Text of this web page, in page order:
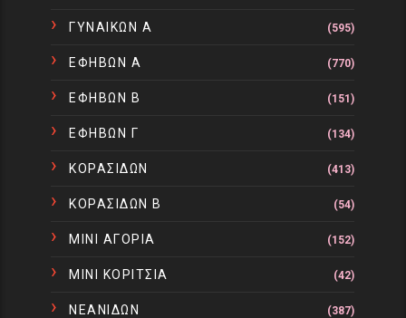
ΓΥΝΑΙΚΩΝ Α (595)
ΕΦΗΒΩΝ Α (770)
ΕΦΗΒΩΝ Β (151)
ΕΦΗΒΩΝ Γ (134)
ΚΟΡΑΣΙΔΩΝ (413)
ΚΟΡΑΣΙΔΩΝ Β (54)
ΜΙΝΙ ΑΓΟΡΙΑ (152)
ΜΙΝΙ ΚΟΡΙΤΣΙΑ (42)
ΝΕΑΝΙΔΩΝ (387)